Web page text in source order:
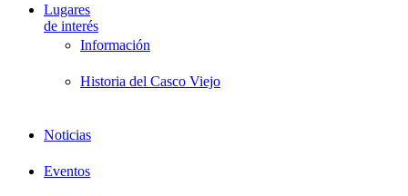
Lugares
de interés
Información
Historia del Casco Viejo
Noticias
Eventos